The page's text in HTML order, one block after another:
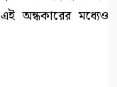
অন্ধকারের মধ্যেও